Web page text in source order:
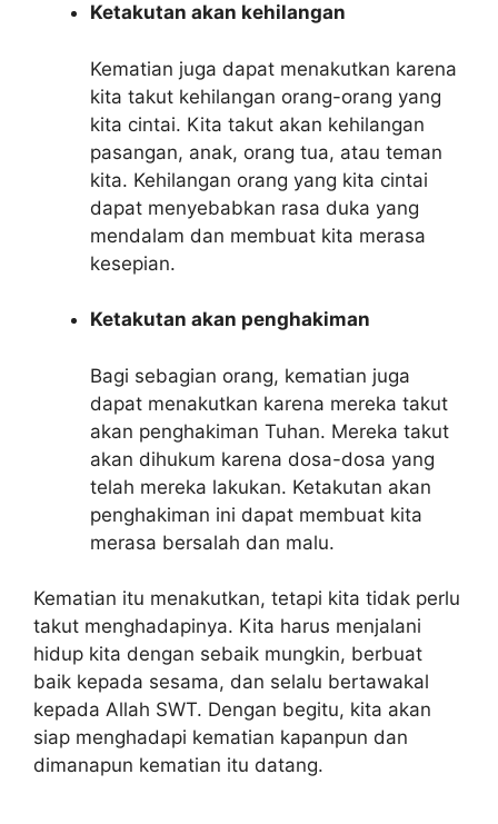
Ketakutan akan kehilangan
Kematian juga dapat menakutkan karena
kita takut kehilangan orang-orang yang
kita cintai. Kita takut akan kehilangan
pasangan, anak, orang tua, atau teman
kita. Kehilangan orang yang kita cintai
dapat menyebabkan rasa duka yang
mendalam dan membuat kita merasa
kesepian.
Ketakutan akan penghakiman
Bagi sebagian orang, kematian juga
dapat menakutkan karena mereka takut
akan penghakiman Tuhan. Mereka takut
akan dihukum karena dosa-dosa yang
telah mereka lakukan. Ketakutan akan
penghakiman ini dapat membuat kita
merasa bersalah dan malu.
Kematian itu menakutkan, tetapi kita tidak perlu
takut menghadapinya. Kita harus menjalani
hidup kita dengan sebaik mungkin, berbuat
baik kepada sesama, dan selalu bertawakal
kepada Allah SWT. Dengan begitu, kita akan
siap menghadapi kematian kapanpun dan
dimanapun kematian itu datang.